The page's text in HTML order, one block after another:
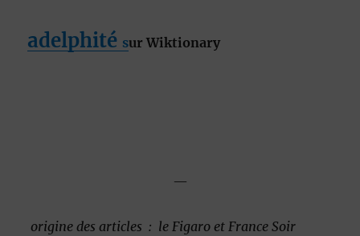
adelphité sur Wiktionary
—
origine des articles : le Figaro et France Soir